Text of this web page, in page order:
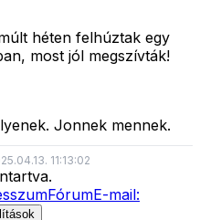
héten felhúztak egy
most jól megszívták!
Jonnek mennek.
11:13:02
FórumE-mail: